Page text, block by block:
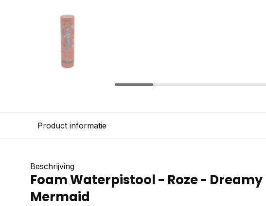
Product informatie
Beschrijving
Foam Waterpistool - Roze - Dreamy
Mermaid